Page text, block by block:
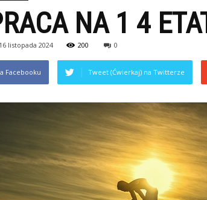
NA 1 4
16 listopada 2024 200 0
Facebooku Tweet (Ćwierkaj) na Twitterze